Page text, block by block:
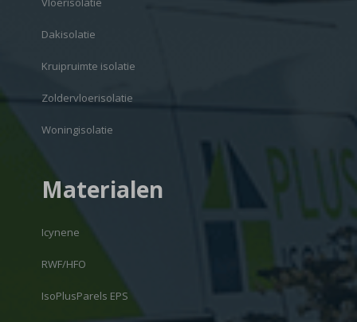
Dakisolatie
Kruipruimte isolatie
Zoldervloerisolatie
Woningisolatie
Materialen
Icynene
RWF/HFO
IsoPlusParels EPS